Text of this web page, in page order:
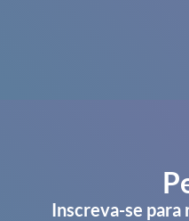
Inscreva-se para